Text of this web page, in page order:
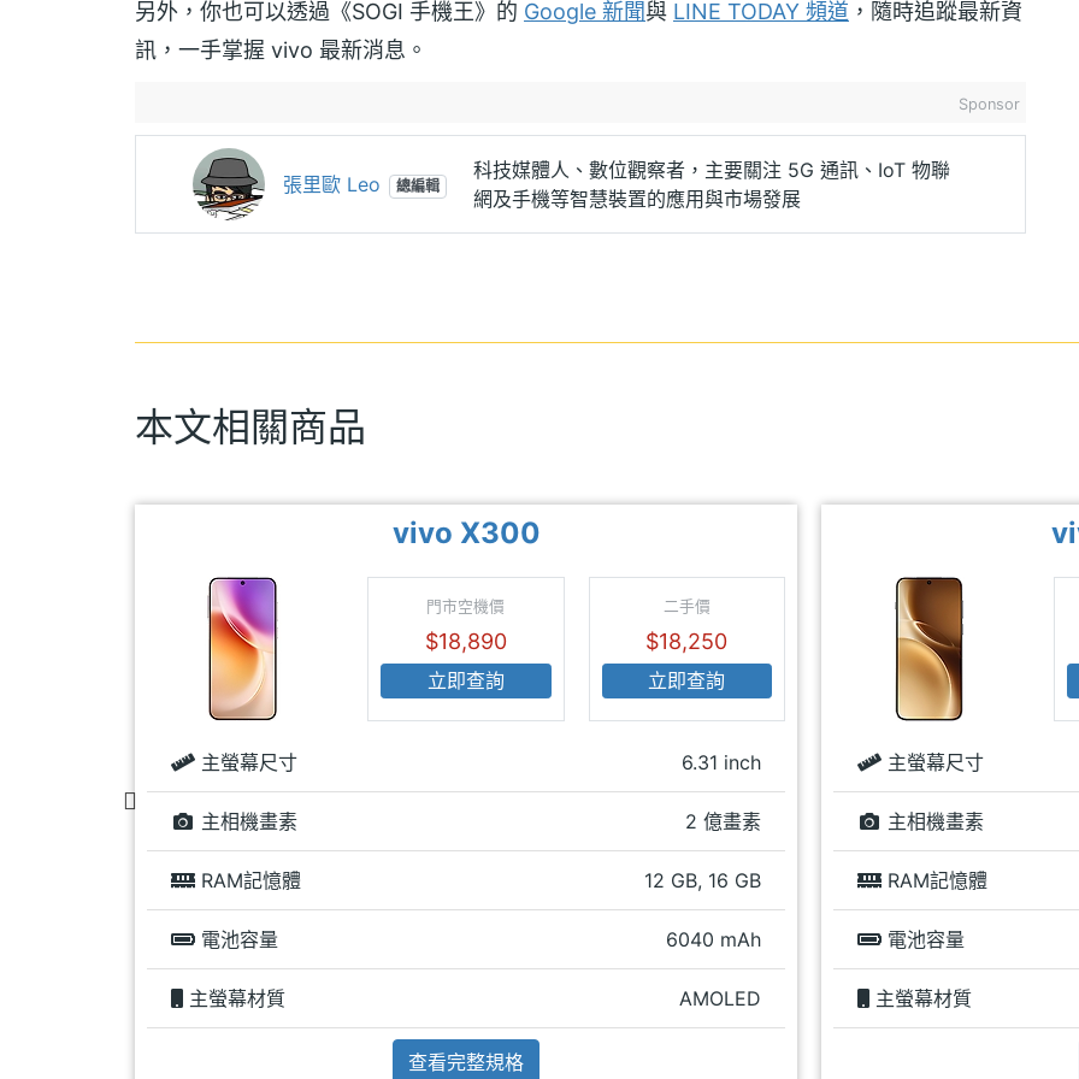
另外，你也可以透過《SOGI 手機王》的 Google 新聞與 LINE TODAY 頻道 ，隨時追蹤最新資
訊，一手掌握 vivo 最新消息。
Sponsor
張里歐 Leo 總編輯
科技媒體人、數位觀察者，主要關注 5G 通訊、IoT 物聯
網及手機等智慧裝置的應用與市場發展
本文相關商品
vivo X300
門市空機價
$18,890
立即查詢
二手價
$18,250
立即查詢
主螢幕尺寸 6.31 inch
主相機畫素 2 億畫素
RAM記憶體 12 GB, 16 GB
電池容量 6040 mAh
主螢幕材質 AMOLED
查看完整規格
主螢幕尺寸
主相機畫素
RAM記憶體
電池容量
主螢幕材質